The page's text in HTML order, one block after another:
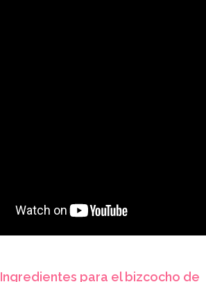
Ingredientes para el bizcocho de